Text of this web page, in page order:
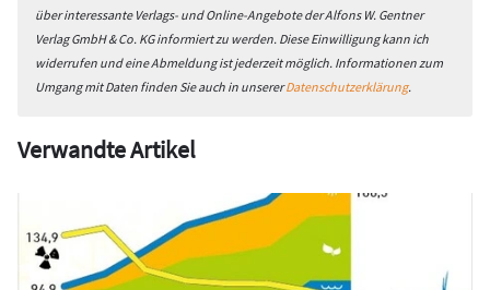
über interessante Verlags- und Online-Angebote der Alfons W. Gentner
Verlag GmbH & Co. KG informiert zu werden. Diese Einwilligung kann ich
widerrufen und eine Abmeldung ist jederzeit möglich. Informationen zum
Umgang mit Daten finden Sie auch in unsererDatenschutzerklärung.
Verwandte Artikel